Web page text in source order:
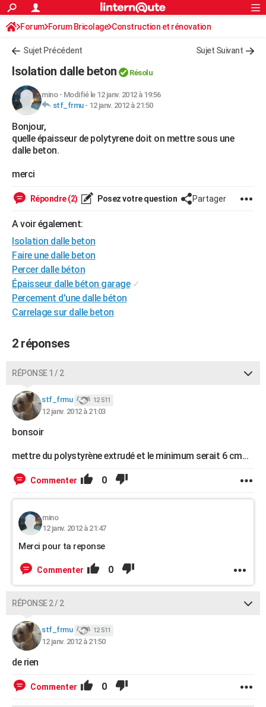
ACTUALITÉS
Politique
Société
Faits Divers
Education
Monde
Villes
+
FINANCE
Retraite
Impôts
Epargne
Immobilier
Risques naturels par ville
Banque
Assurance
Crédit
AUTO
Essais
Réserver un essai
Citadines
Berlines
SUV
Forum auto
+HIGH-TECH
Mobiles
Meilleur smartphone
Internet
Ordinateurs
Jeux vidéo
Guide high-tech
+
Forum
Aménagement intérieur
Extérieur
Cuisine
Salle de bains
Jardinage
Rangement
Guides de France
Escapades
Patrimoine
Expositions
Musées
Week-end nature
Art de vivre
Bien-être
Loisirs
Mode
Modes de vie
Alimentation
Guide de la santé
Maladies
Médicaments
Sommeil
VOYAGE
Destinations
City break
Voyage nature
Voyage de noces
Forum
Climat
PHOTO
GUIDES D'ACHAT
CARTE DE VOEUX
Carte de Noël
Carte Bonne année
Carte Saint-Valentin
Carte Pâques
Carte d'anniversaire
DICTIONNAIRE
Dictionnaire
Biographies
Citations
Expressions
Proverbes
PROGRAMME TV
FORUM
Rechercher
S'inscrire
Connexion
Forum Forum Bricolage Construction et rénovation
Sujet Précédent Sujet Suivant
Isolation dalle beton Résolu
mino- Modifié le 12 janv. 2012 à 19:56
stf_frmu- 12 janv. 2012 à 21:50
Bonjour,
quelle épaisseur de polytyrene doit on mettre sous une
dalle beton.
merci
Répondre (2) Posez votre question Partager
A voir également:
Isolation dalle beton
Faire une dalle beton
Percer dalle béton
Épaisseur dalle béton garage ✓
Percement d'une dalle béton
Carrelage sur dalle beton
2 réponses
RÉPONSE 1 / 2
stf_frmu 12 511
12 janv. 2012 à 21:03
bonsoir
mettre du polystyrène extrudé et le minimum serait 6 cm...
Commenter 0
mino
12 janv. 2012 à 21:47
Merci pour ta reponse
Commenter 0
RÉPONSE 2 / 2
stf_frmu 12 511
12 janv. 2012 à 21:50
de rien
Commenter 0